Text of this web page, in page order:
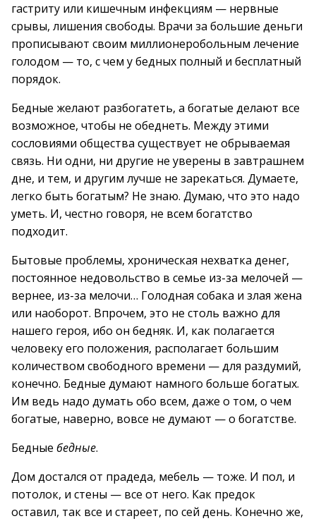
гастриту или кишечным инфекциям — нервные
срывы, лишения свободы. Врачи за большие деньги
прописывают своим миллионеробольным лечение
голодом — то, с чем у бедных полный и бесплатный
порядок.
Бедные желают разбогатеть, а богатые делают все
возможное, чтобы не обеднеть. Между этими
сословиями общества существует не обрываемая
связь. Ни одни, ни другие не уверены в завтрашнем
дне, и тем, и другим лучше не зарекаться. Думаете,
легко быть богатым? Не знаю. Думаю, что это надо
уметь. И, честно говоря, не всем богатство
подходит.
Бытовые проблемы, хроническая нехватка денег,
постоянное недовольство в семье из-за мелочей —
вернее, из-за мелочи… Голодная собака и злая жена
или наоборот. Впрочем, это не столь важно для
нашего героя, ибо он бедняк. И, как полагается
человеку его положения, располагает большим
количеством свободного времени — для раздумий,
конечно. Бедные думают намного больше богатых.
Им ведь надо думать обо всем, даже о том, о чем
богатые, наверно, вовсе не думают — о богатстве.
Бедные бедные.
Дом достался от прадеда, мебель — тоже. И пол, и
потолок, и стены — все от него. Как предок
оставил, так все и стареет, по сей день. Конечно же,